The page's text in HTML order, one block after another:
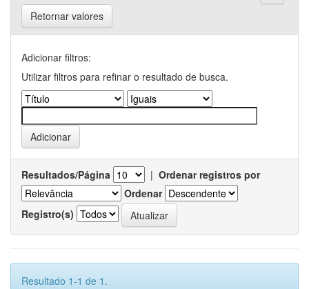
Retornar valores
Adicionar filtros:
Utilizar filtros para refinar o resultado de busca.
Resultados/Página | Ordenar registros por
Ordenar
Registro(s)
Resultado 1-1 de 1.